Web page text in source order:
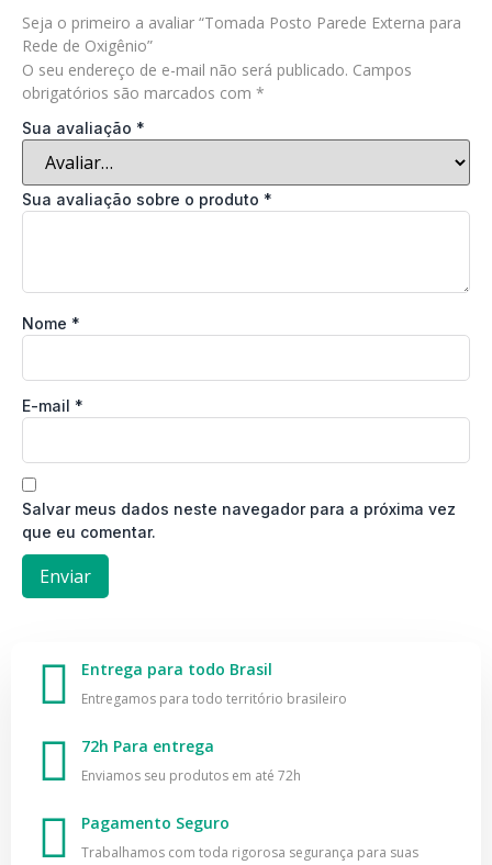
Seja o primeiro a avaliar “Tomada Posto Parede Externa para
Rede de Oxigênio”
O seu endereço de e-mail não será publicado. Campos
obrigatórios são marcados com *
Sua avaliação *
Sua avaliação sobre o produto *
Nome *
E-mail *
Salvar meus dados neste navegador para a próxima vez
que eu comentar.
Entrega para todo Brasil
Entregamos para todo território brasileiro
72h Para entrega
Enviamos seu produtos em até 72h
Pagamento Seguro
Trabalhamos com toda rigorosa segurança para suas